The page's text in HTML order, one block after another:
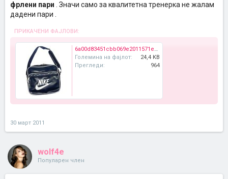
фрлени пари
. Значи само за квалитетна тренерка не жалам
дадени пари .
ПРИКАЧЕНИ ФАЈЛОВИ:
6a00d83451cbb069e2011571e55b29970b-800wi.jpg
Големина на фајлот:
24,4 KB
Прегледи:
964
30 март 2011
wolf4e
Популарен член